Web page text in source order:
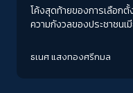
นมา’ ไม่ได้
โค้งสุดท้ายของการเลือกตั้
ความกังวลของประชาชนเ
ลงของกองทัพแต่ยังไม่ใช่ท
ธเนศ แสงทองศรีกมล